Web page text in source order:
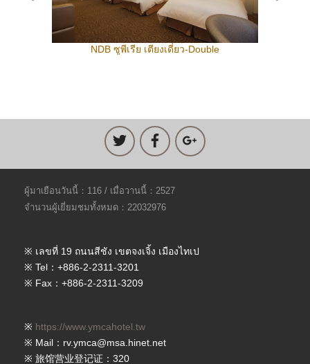
NDB ซูพีเรีย เตียงเดี่ยว-Double
ผู้มาเยือนวันนี้：116 / เมื่อวานนี้：2527
จำนวนผู้เยี่ยมชมทั้งหมด：22032976
※ เลขที่ 19 ถนนสีชัง เขตจงเจิ้ง เมืองไทเป
※ Tel：+886-2-2311-3201
※ Fax：+886-2-2311-3209
※ https://www.ymcahotel.tw
※ Mail：rv.ymca@msa.hinet.net
※ 旅馆营业登记证：320